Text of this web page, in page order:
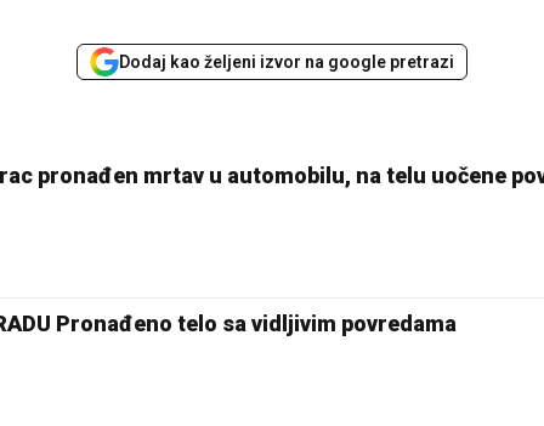
Dodaj kao željeni izvor na google pretrazi
pronađen mrtav u automobilu, na telu uočene
Pronađeno telo sa vidljivim povredama